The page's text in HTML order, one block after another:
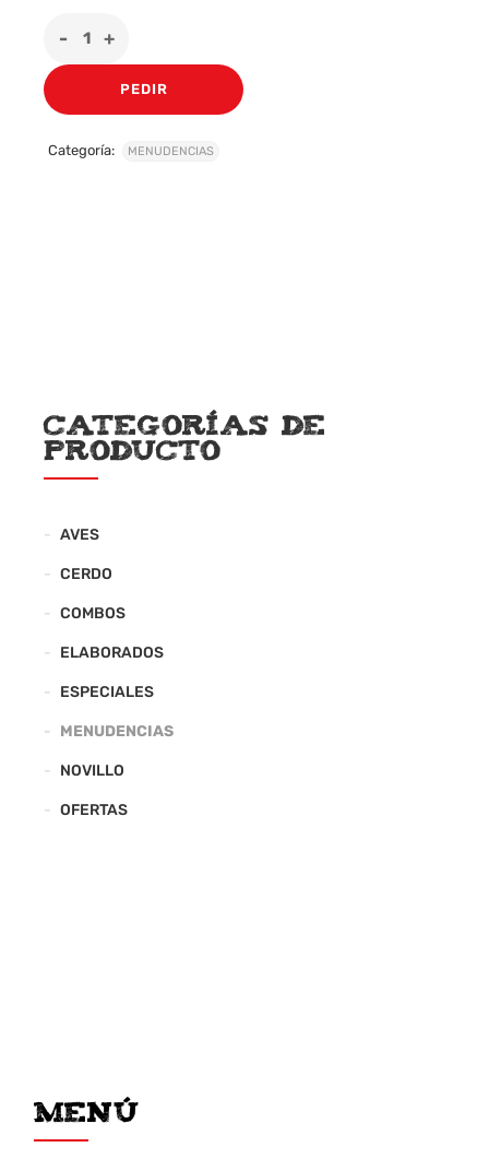
PEDIR
Categoría: MENUDENCIAS
Categorías de
producto
AVES
CERDO
COMBOS
ELABORADOS
ESPECIALES
MENUDENCIAS
NOVILLO
OFERTAS
Menú